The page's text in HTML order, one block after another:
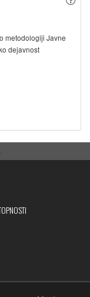
metodologiji Javne
dejavnost